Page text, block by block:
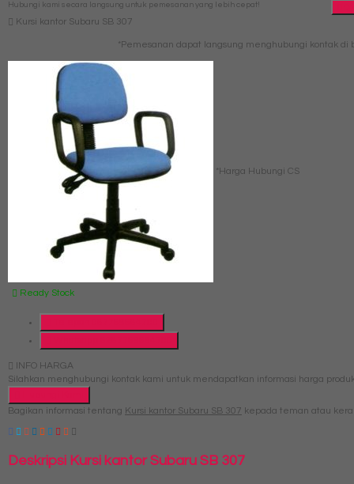
Hubungi kami secara langsung untuk pemesanan yang lebih cepat!
Kursi kantor Subaru SB 307
*Pemesanan dapat langsung menghubungi kontak di
*Harga Hubungi CS
Ready Stock
INFO HARGA
Silahkan menghubungi kontak kami untuk mendapatkan informasi harga
Bagikan informasi tentang Kursi kantor Subaru SB 307 kepada teman atau
Deskripsi Kursi kantor Subaru SB 307